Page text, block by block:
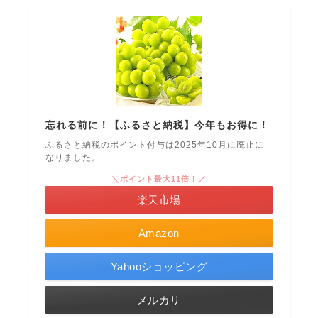
忘れる前に！【ふるさと納税】今年もお得に！
ふるさと納税のポイント付与は2025年10月に廃止に
なりました。
Amazon
＼ポイント最大11倍！／
楽天市場
Yahooショッピング
メルカリ